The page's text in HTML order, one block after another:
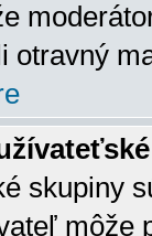
otravný
skupiny
môže